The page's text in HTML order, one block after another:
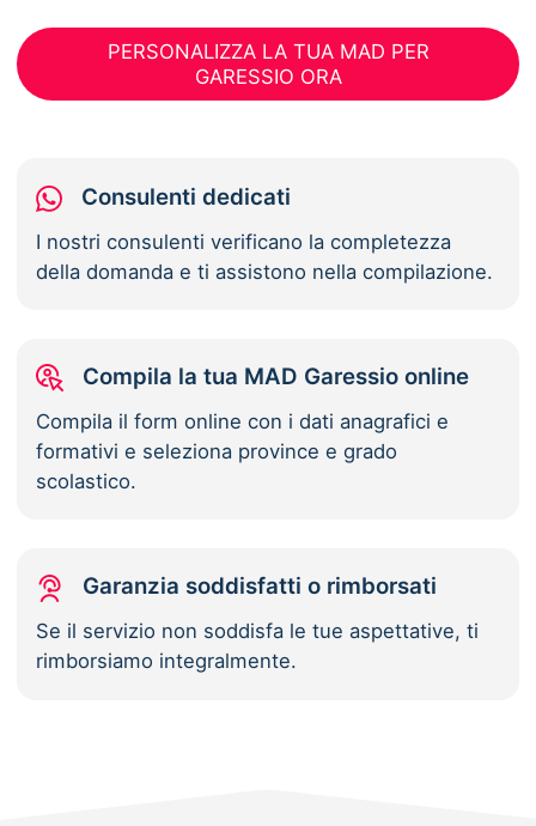
PERSONALIZZA LA TUA MAD PER
GARESSIO ORA
Consulenti dedicati
I nostri consulenti verificano la completezza
della domanda e ti assistono nella compilazione.
Compila la tua MAD Garessio online
Compila il form online con i dati anagrafici e
formativi e seleziona province e grado
scolastico.
Garanzia soddisfatti o rimborsati
Se il servizio non soddisfa le tue aspettative, ti
rimborsiamo integralmente.